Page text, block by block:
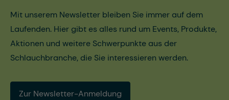
Mit unserem Newsletter bleiben Sie immer auf dem
Laufenden. Hier gibt es alles rund um Events, Produkte,
Aktionen und weitere Schwerpunkte aus der
Schlauchbranche, die Sie interessieren werden.
Zur Newsletter-Anmeldung